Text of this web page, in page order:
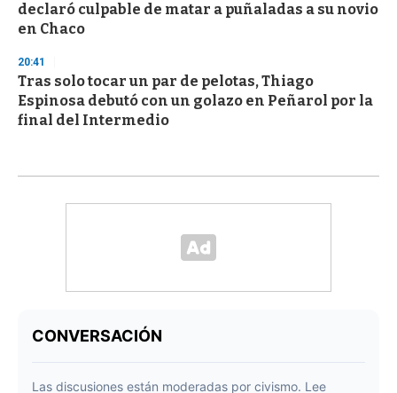
declaró culpable de matar a puñaladas a su novio
en Chaco
20:41
Tras solo tocar un par de pelotas, Thiago
Espinosa debutó con un golazo en Peñarol por la
final del Intermedio